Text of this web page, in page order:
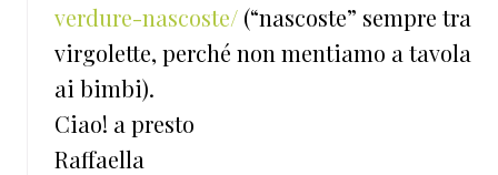
verdure-nascoste/ (“nascoste” sempre tra
virgolette, perché non mentiamo a tavola
ai bimbi).
Ciao! a presto
Raffaella